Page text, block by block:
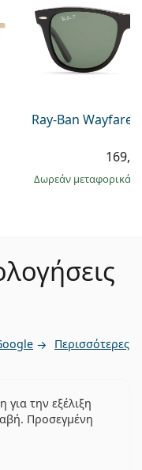
Ray-Ban Wayfarer
Δωρεάν μεταφορικά
Περισσότερες
την εξέλιξη
Προσεγμένη